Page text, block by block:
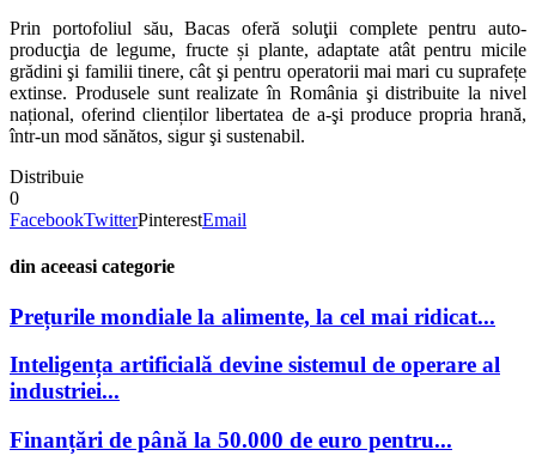
Prin portofoliul său, Bacas oferă soluţii complete pentru auto­
producţia de legume, fructe și plante, adaptate atât pentru micile
grădini şi familii tinere, cât şi pentru operatorii mai mari cu suprafețe
extinse. Produsele sunt realizate în România şi distribuite la nivel
național, oferind clienților libertatea de a-şi produce propria hrană,
într-un mod sănătos, sigur şi sustenabil.
Distribuie
0
FacebookTwitterPinterestEmail
din aceeasi categorie
Prețurile mondiale la alimente, la cel mai ridicat...
Inteligența artificială devine sistemul de operare al
industriei...
Finanțări de până la 50.000 de euro pentru...